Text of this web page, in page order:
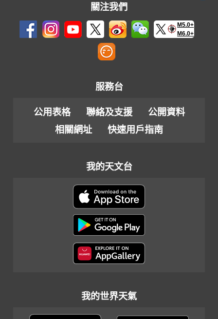
關注我們
M5.0+
M6.0+
服務台
公用表格 聯絡及支援
公開資料
相關網址
快速用戶指南
我的天文台
我的世界天氣